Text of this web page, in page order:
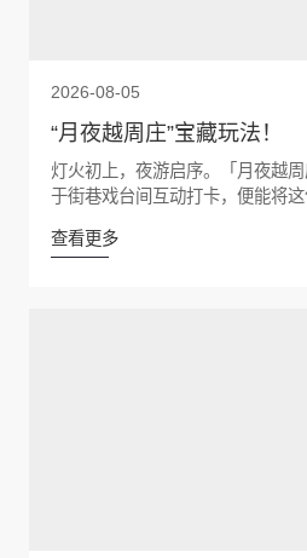
2026-08-05
“月夜越周庄”宝藏玩法！
灯火初上，夜游启序。「月夜越周
于街巷戏台间互动打卡，便能将
查看更多